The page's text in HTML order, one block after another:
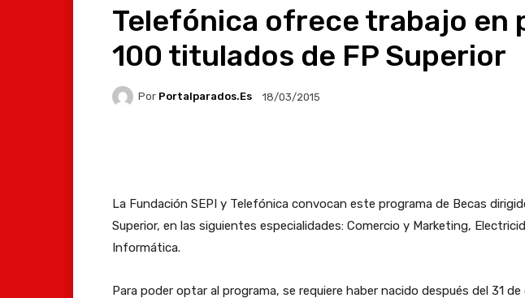
Telefónica ofrece trabajo en
100 titulados de FP Superior
Por Portalparados.es 18/03/2015
La Fundación SEPI y Telefónica convocan este programa de Becas
Superior, en las siguientes especialidades: Comercio y Marketing,
Informática.
Para poder optar al programa, se requiere haber nacido después del 31